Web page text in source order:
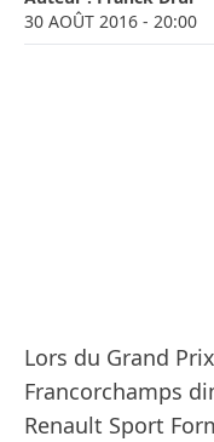
30 AOÛT 2016 - 20:00
Lors du Grand
Francorchamps
Renault Sport